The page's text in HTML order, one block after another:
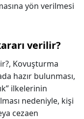
yön verilmesi
verilir?
Kovuşturma
hazır bulunması,
ilkelerinin
nedeniyle, kişi
cezaen